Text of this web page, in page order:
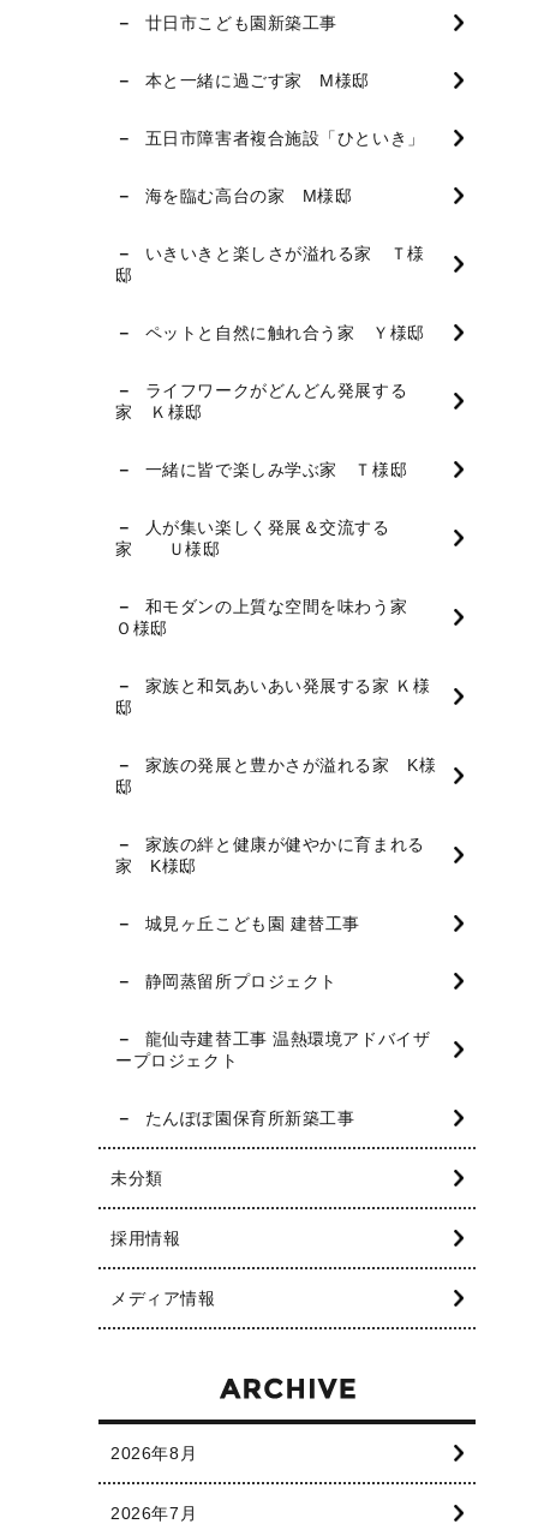
廿日市こども園新築工事
本と一緒に過ごす家 M様邸
五日市障害者複合施設「ひといき」
海を臨む高台の家 M様邸
いきいきと楽しさが溢れる家 Ｔ様
邸
ペットと自然に触れ合う家 Ｙ様邸
ライフワークがどんどん発展する
家 Ｋ様邸
一緒に皆で楽しみ学ぶ家 Ｔ様邸
人が集い楽しく発展＆交流する
家 Ｕ様邸
和モダンの上質な空間を味わう家
Ｏ様邸
家族と和気あいあい発展する家 Ｋ様
邸
家族の発展と豊かさが溢れる家 K様
邸
家族の絆と健康が健やかに育まれる
家 K様邸
城見ヶ丘こども園 建替工事
静岡蒸留所プロジェクト
龍仙寺建替工事 温熱環境アドバイザ
ープロジェクト
たんぽぽ園保育所新築工事
未分類
採用情報
メディア情報
2026年8月
2026年7月